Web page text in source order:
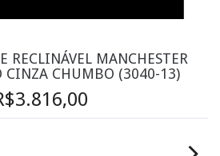
RECLINÁVEL MANCHESTER
CINZA CHUMBO (3040-13)